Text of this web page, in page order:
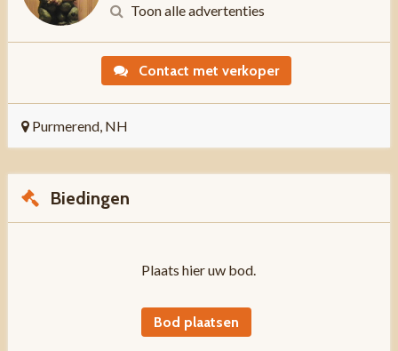
Toon alle advertenties
Contact met verkoper
Purmerend, NH
Biedingen
Plaats hier uw bod.
Bod plaatsen